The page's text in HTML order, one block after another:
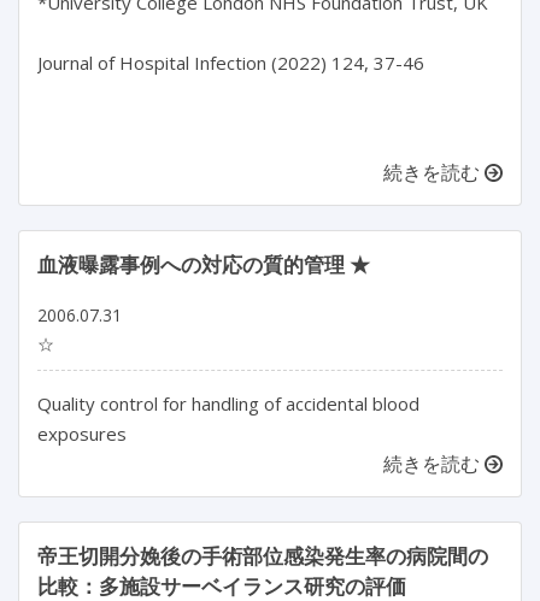
Journal of Hospital Infection (2022) 124, 37-46
続きを読む
血液曝露事例への対応の質的管理 ★
2006.07.31
☆
Quality control for handling of accidental blood
exposures
続きを読む
帝王切開分娩後の手術部位感染発生率の病院間の
比較：多施設サーベイランス研究の評価